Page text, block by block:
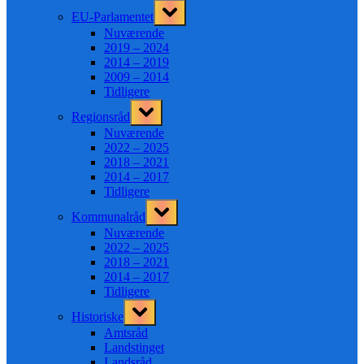
EU-Parlamentet
Toggle
sub-
menu
Nuværende
2019 – 2024
2014 – 2019
2009 – 2014
Tidligere
Regionsråd
Toggle
sub-
menu
Nuværende
2022 – 2025
2018 – 2021
2014 – 2017
Tidligere
Kommunalråd
Toggle
sub-
menu
Nuværende
2022 – 2025
2018 – 2021
2014 – 2017
Tidligere
Historiske
Toggle
sub-
menu
Amtsråd
Landstinget